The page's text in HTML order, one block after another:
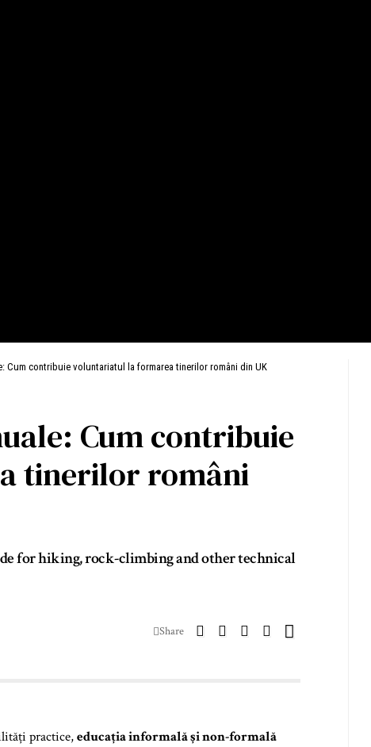
Cum contribuie voluntariatul la formarea tinerilor români din UK
Cum contribuie
tinerilor români
for hiking, rock-climbing and other technical
Share
practice,educația informală și non-formală